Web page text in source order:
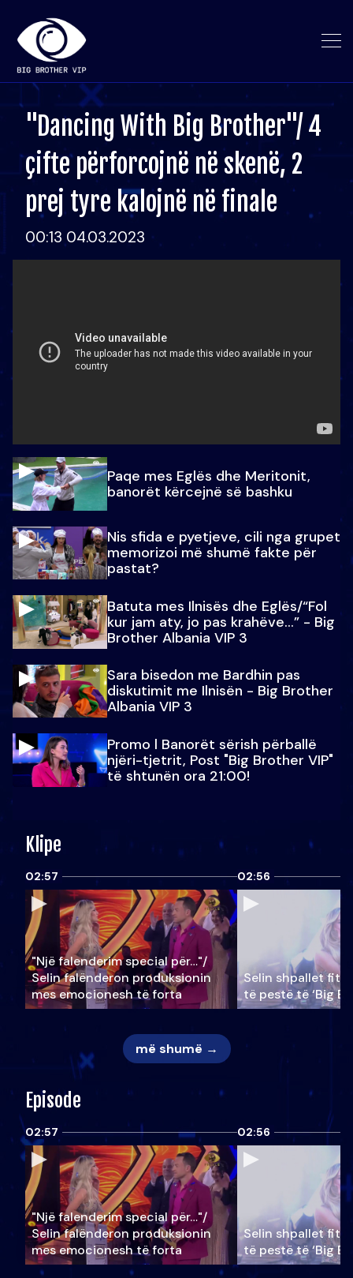
"Dancing With Big Brother"/ 4
çifte përforcojnë në skenë, 2
prej tyre kalojnë në finale
00:13 04.03.2023
Paqe mes Eglës dhe Meritonit,
banorët kërcejnë së bashku
Nis sfida e pyetjeve, cili nga grupet
memorizoi më shumë fakte për
pastat?
Batuta mes Ilnisës dhe Eglës/“Fol
kur jam aty, jo pas krahëve…” - Big
Brother Albania VIP 3
Sara bisedon me Bardhin pas
diskutimit me Ilnisën - Big Brother
Albania VIP 3
Promo l Banorët sërish përballë
njëri-tjetrit, Post "Big Brother VIP"
të shtunën ora 21:00!
Klipe
02:57
"Një falenderim special për…"/
Selin falënderon produksionin
mes emocionesh të forta
02:56
Selin shpallet
të pestë të ‘Big
më shumë →
Episode
02:57
"Një falenderim special për…"/
Selin falënderon produksionin
mes emocionesh të forta
02:56
Selin shpallet
të pestë të ‘Big